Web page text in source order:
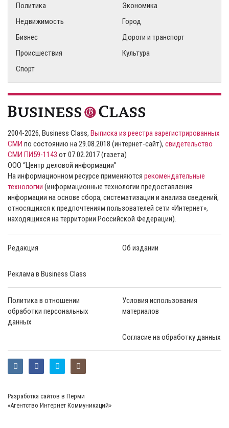
Политика
Экономика
Недвижимость
Город
Бизнес
Дороги и транспорт
Происшествия
Культура
Спорт
2004-2026, Business Class, Выписка из реестра зарегистрированных
СМИ по состоянию на 29.08.2018 (интернет-сайт), свидетельство
СМИ ПИ59-1143 от 07.02.2017 (газета)
ООО “Центр деловой информации”
На информационном ресурсе применяются рекомендательные
технологии (информационные технологии предоставления
информации на основе сбора, систематизации и анализа сведений,
относящихся к предпочтениям пользователей сети «Интернет»,
находящихся на территории Российской Федерации).
Редакция Об издании
Реклама в Business Class
Политика в отношении
обработки персональных
данных
Условия использования
материалов
Согласие на обработку данных
Разработка сайтов в Перми
«Агентство Интернет Коммуникаций»